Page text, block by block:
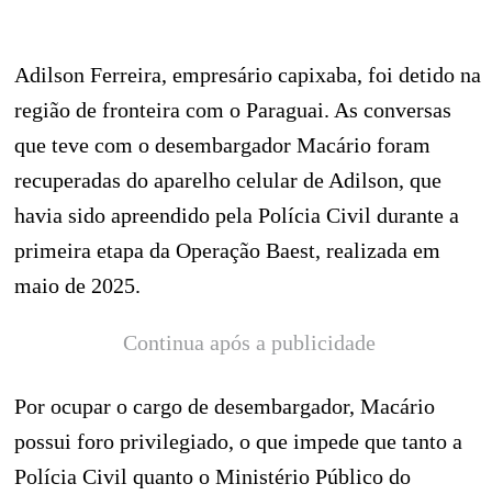
Adilson Ferreira, empresário capixaba, foi detido na
região de fronteira com o Paraguai. As conversas
que teve com o desembargador Macário foram
recuperadas do aparelho celular de Adilson, que
havia sido apreendido pela Polícia Civil durante a
primeira etapa da Operação Baest, realizada em
maio de 2025.
Continua após a publicidade
Por ocupar o cargo de desembargador, Macário
possui foro privilegiado, o que impede que tanto a
Polícia Civil quanto o Ministério Público do